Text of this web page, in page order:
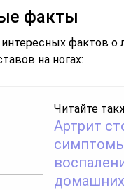
факты
фактов о
на ногах:
Читайте
Артрит